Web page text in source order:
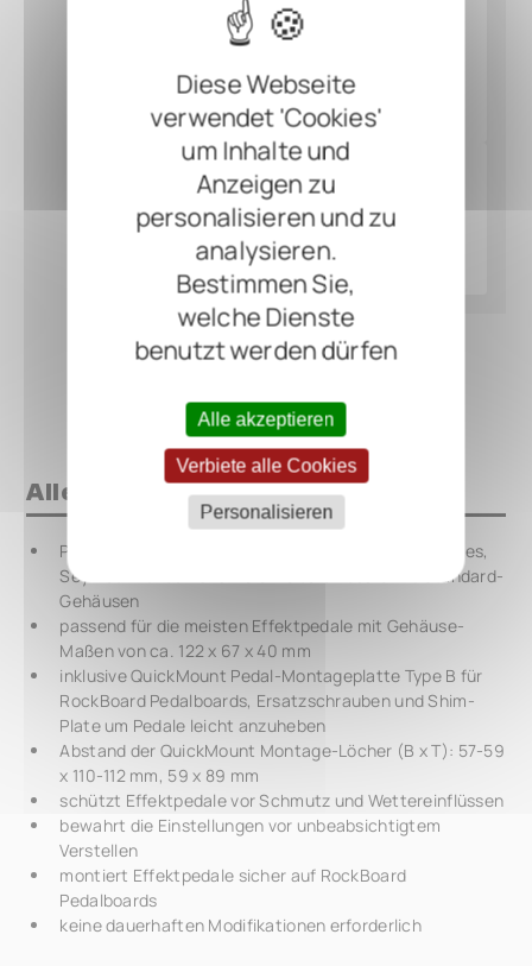
Diese Webseite
verwendet 'Cookies'
um Inhalte und
Anzeigen zu
personalisieren und zu
analysieren.
Bestimmen Sie,
welche Dienste
benutzt werden dürfen
Alle akzeptieren
Verbiete alle Cookies
Personalisieren
Alles auf einen Blick
PedalSafe Schutzabdeckung für EarthQuaker Devices,
Seymour Duncan und viele weitere Pedale mit Standard-
Gehäusen
passend für die meisten Effektpedale mit Gehäuse-
Maßen von ca. 122 x 67 x 40 mm
inklusive QuickMount Pedal-Montageplatte Type B für
RockBoard Pedalboards, Ersatzschrauben und Shim-
Plate um Pedale leicht anzuheben
Abstand der QuickMount Montage-Löcher (B x T): 57-59
x 110-112 mm, 59 x 89 mm
schützt Effektpedale vor Schmutz und Wettereinflüssen
bewahrt die Einstellungen vor unbeabsichtigtem
Verstellen
montiert Effektpedale sicher auf RockBoard
Pedalboards
keine dauerhaften Modifikationen erforderlich